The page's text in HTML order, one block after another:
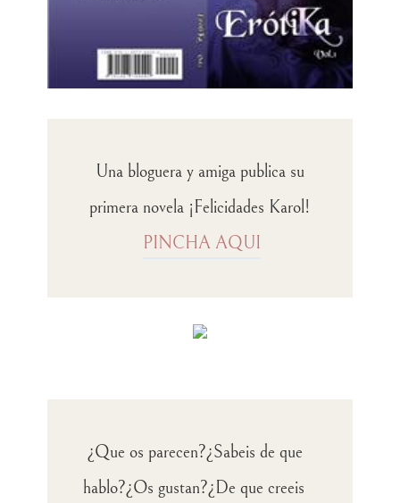
Una bloguera y amiga publica su
primera novela ¡Felicidades Karol!
PINCHA AQUI
¿Que os parecen?¿Sabeis de que
hablo?¿Os gustan?¿De que creeis